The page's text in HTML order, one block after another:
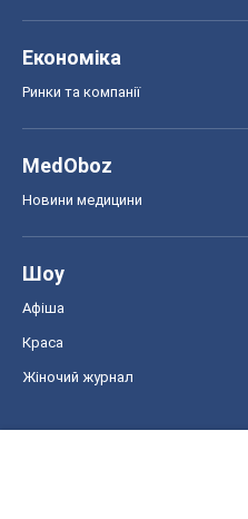
Економіка
Ринки та компанії
MedOboz
Новини медицини
Шоу
Афіша
Краса
Жіночий журнал